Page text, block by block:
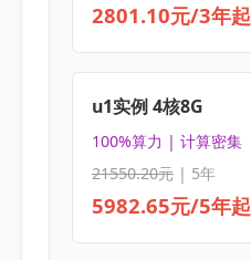
2801.10元/3年起
u1实例 4核8G
100%算力 | 计算密集
21550.20元| 5年
5982.65元/5年起